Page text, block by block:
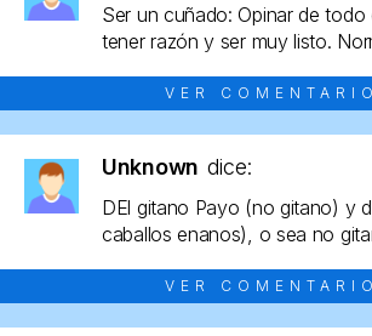
Ser un cuñado: Opinar de todo
tener razón y ser muy listo.
VER COMENTARIO
Unknown dice:
DEl gitano Payo (no gitano) y
caballos enanos), o sea no
VER COMENTARIO